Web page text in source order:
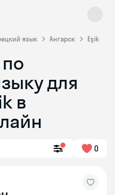
язык Ангарск Eşik
для
в
0